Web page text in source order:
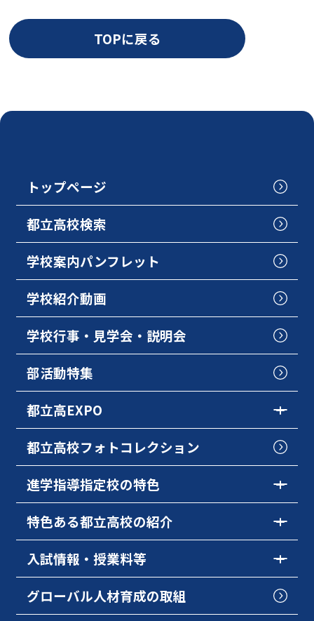
TOPに戻る
トップページ
都立高校検索
学校案内パンフレット
学校紹介動画
学校行事・見学会・説明会
部活動特集
都立高EXPO
都立高校フォトコレクション
進学指導指定校の特色
特色ある都立高校の紹介
入試情報・授業料等
グローバル人材育成の取組